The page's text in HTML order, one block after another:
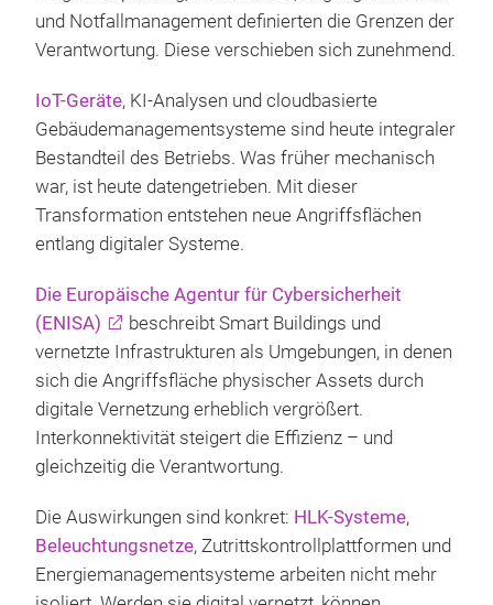
und Notfallmanagement definierten die Grenzen der
Verantwortung. Diese verschieben sich zunehmend.
IoT-Geräte, KI-Analysen und cloudbasierte
Gebäudemanagementsysteme sind heute integraler
Bestandteil des Betriebs. Was früher mechanisch
war, ist heute datengetrieben. Mit dieser
Transformation entstehen neue Angriffsflächen
entlang digitaler Systeme.
Die Europäische Agentur für Cybersicherheit
(ENISA)
beschreibt Smart Buildings und
vernetzte Infrastrukturen als Umgebungen, in denen
sich die Angriffsfläche physischer Assets durch
digitale Vernetzung erheblich vergrößert.
Interkonnektivität steigert die Effizienz – und
gleichzeitig die Verantwortung.
Die Auswirkungen sind konkret: HLK-Systeme,
Beleuchtungsnetze, Zutrittskontrollplattformen und
Energiemanagementsysteme arbeiten nicht mehr